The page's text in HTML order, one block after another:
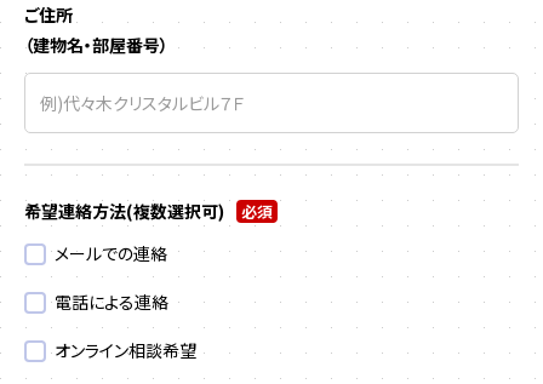
ご住所
（建物名・部屋番号）
希望連絡方法(複数選択可) 必須
メールでの連絡
電話による連絡
オンライン相談希望